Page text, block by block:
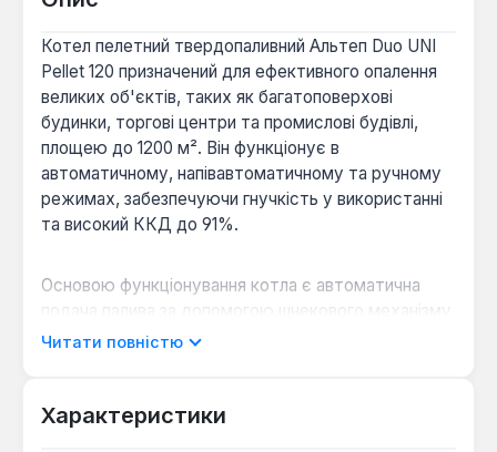
Котел пелетний твердопаливний Альтеп Duo UNI
Pellet 120 призначений для ефективного опалення
великих об'єктів, таких як багатоповерхові
будинки, торгові центри та промислові будівлі,
площею до 1200 м². Він функціонує в
автоматичному, напівавтоматичному та ручному
режимах, забезпечуючи гнучкість у використанні
та високий ККД до 91%.
Основою функціонування котла є автоматична
подача палива за допомогою шнекового механізму
з паливного бункера, що приводиться в рух
контролером та автоматичною пелетною
Читати повністю
Характеристики